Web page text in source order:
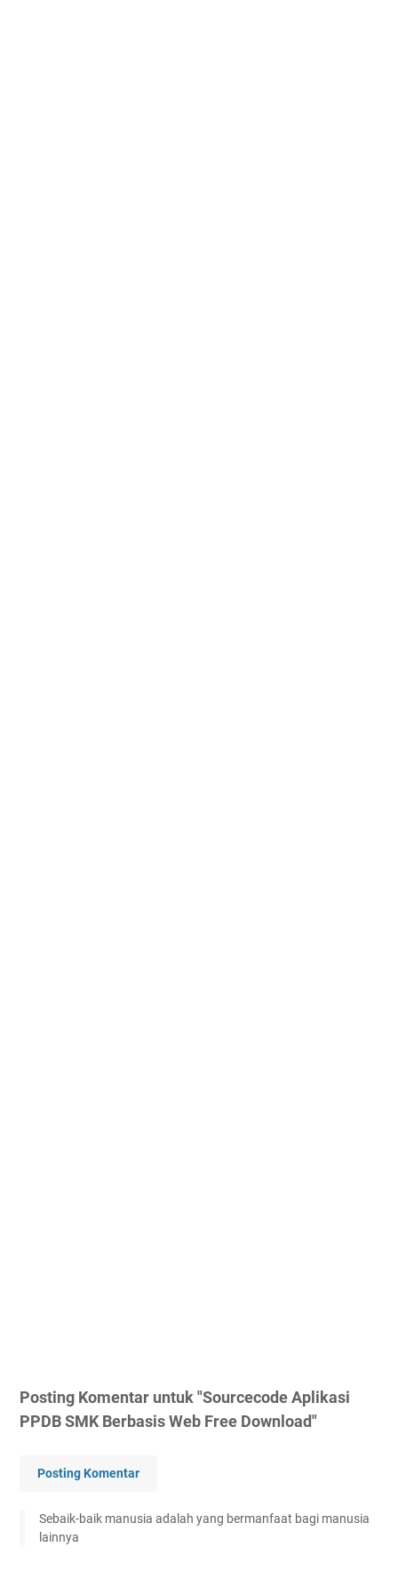
Posting Komentar untuk "Sourcecode Aplikasi
PPDB SMK Berbasis Web Free Download"
Posting Komentar
Sebaik-baik manusia adalah yang bermanfaat bagi manusia
lainnya